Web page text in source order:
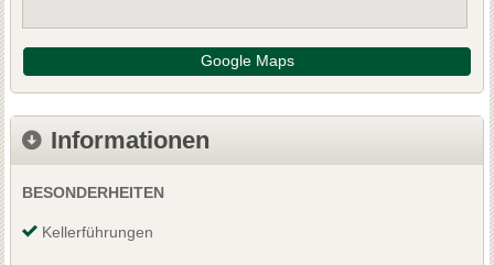
Google Maps
Informationen
BESONDERHEITEN
Kellerführungen